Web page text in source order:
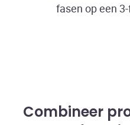
fasen op een
Combineer